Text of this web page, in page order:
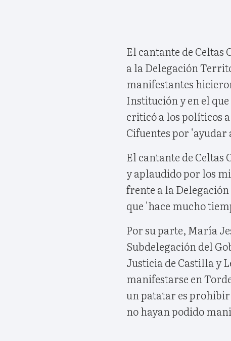
El cantante de Celtas
a la Delegación
manifestantes
Institución y en el que
criticó a los políticos
Cifuentes por
El cantante de Celtas
y aplaudido por los
frente a la
que 'hace mucho
Por su parte, María
Subdelegación del
Justicia de Castilla y
manifestarse en
un patatar es
no hayan podido